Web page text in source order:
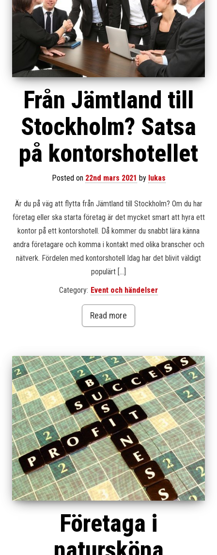
Från Jämtland till
Stockholm? Satsa
på kontorshotellet
Posted on 22nd mars 2021 by lukas
Är du på väg att flytta från Jämtland till Stockholm? Om du har
företag eller ska starta företag är det mycket smart att hyra ett
kontor på ett kontorshotell. Då kommer du snabbt lära känna
andra företagare och komma i kontakt med olika branscher och
nätverk. Fördelen med kontorshotell Idag har det blivit väldigt
populärt […]
Category: Event och händelser
Read more
Företaga i